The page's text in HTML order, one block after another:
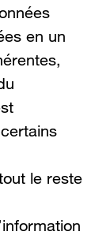
en un
le reste